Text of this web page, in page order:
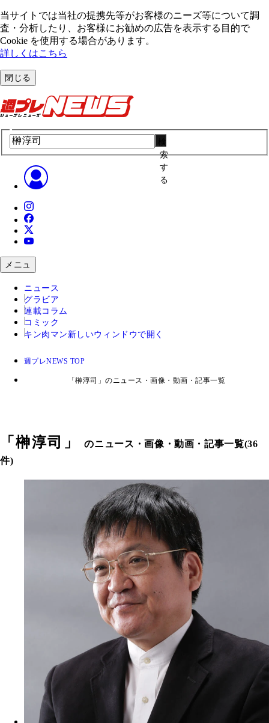
当サイトでは当社の提携先等がお客様のニーズ等について調
査・分析したり、お客様にお勧めの広告を表⽰する⽬的で
Cookie を使⽤する場合があります。
詳しくはこちら
閉じる
索
す
る
メニュ
ニュース
グラビア
連載コラム
コミック
キン肉マン 新しいウィンドウで開く
週プレNEWS TOP
「榊淳司」のニュース・画像・動画・記事一覧
「榊淳司 」のニュース・画像・動画・記事一覧(36
件)